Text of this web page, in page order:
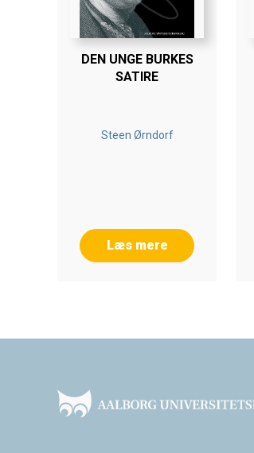
DEN UNGE BURKES
SATIRE
Steen Ørndorf
Læs mere